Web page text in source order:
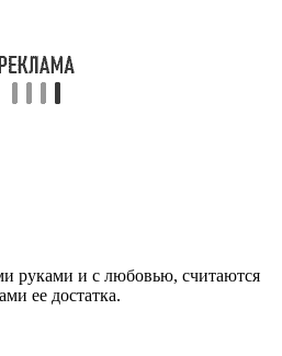
руками и с любовью, считаются
ее достатка.